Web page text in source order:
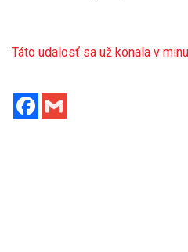
Táto udalosť sa už konala v
Facebook